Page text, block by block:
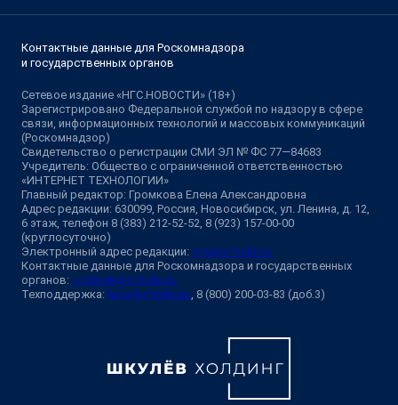
Контактные данные для Роскомнадзора
и государственных органов
Сетевое издание «НГС.НОВОСТИ» (18+)
Зарегистрировано Федеральной службой по надзору в сфере
связи, информационных технологий и массовых коммуникаций
(Роскомнадзор)
Свидетельство о регистрации СМИ ЭЛ № ФС 77—84683
Учредитель: Общество с ограниченной ответственностью
«ИНТЕРНЕТ ТЕХНОЛОГИИ»
Главный редактор: Громкова Елена Александровна
Адрес редакции: 630099, Россия, Новосибирск, ул. Ленина, д. 12,
6 этаж, телефон 8 (383) 212-52-52, 8 (923) 157-00-00
(круглосуточно)
Электронный адрес редакции: ngs@shkulev.ru
Контактные данные для Роскомнадзора и государственных
органов: juristnsk@shkulev.ru
Техподдержка: help@shkulev.ru , 8 (800) 200-03-83 (доб.3)